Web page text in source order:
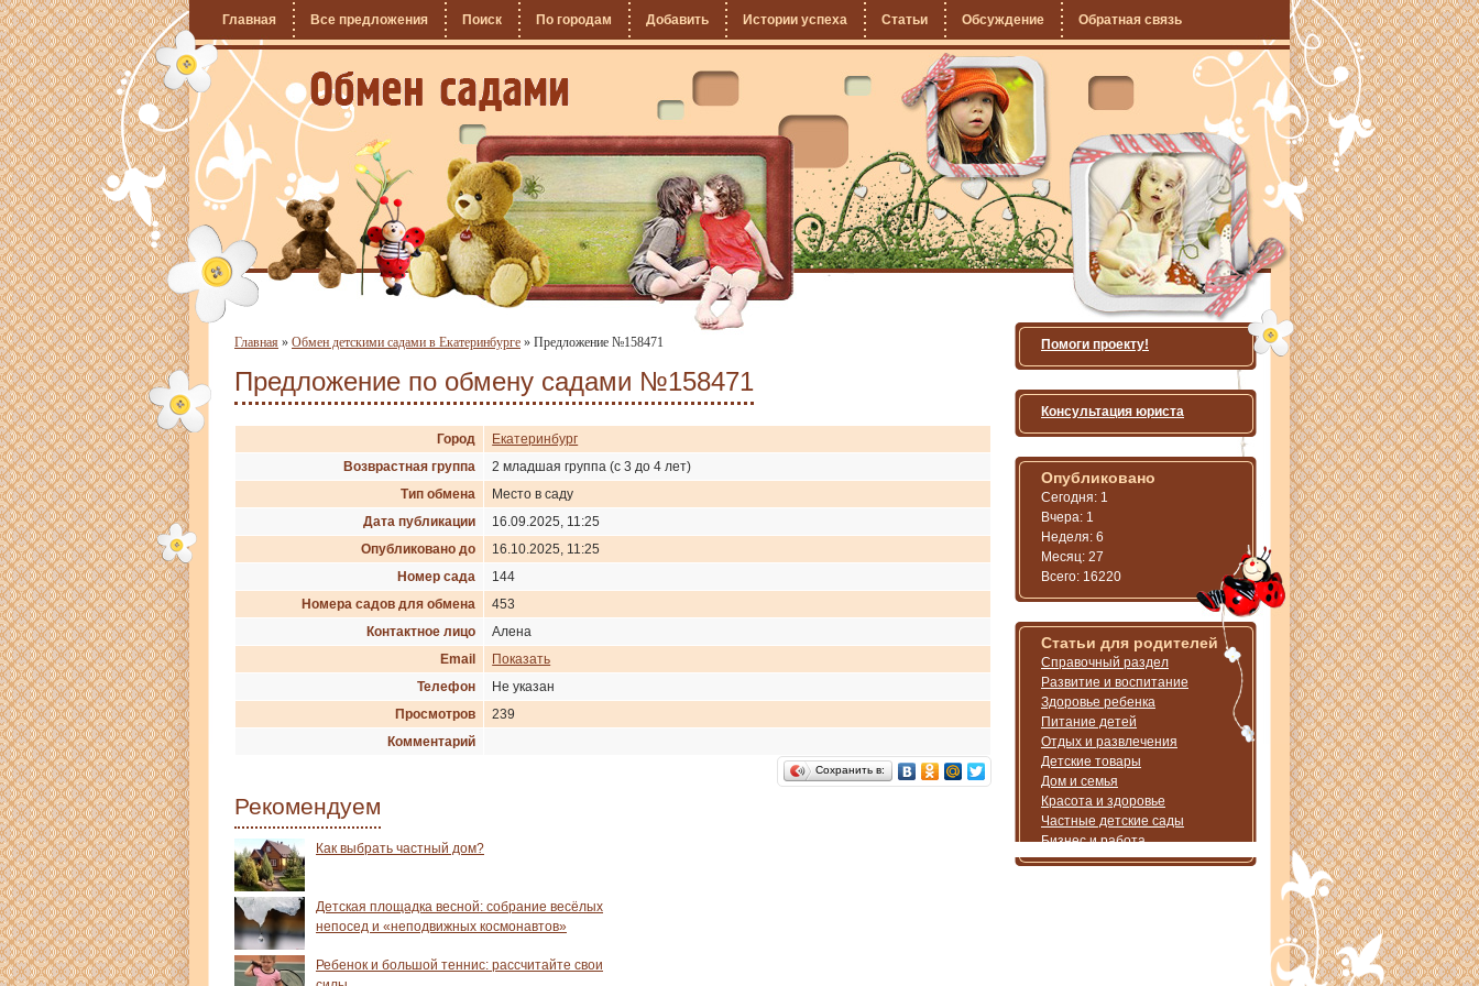
Главная Все предложения Поиск По городам Добавить Истории успеха Статьи Обсуждение Обратная связь
Главная » Обмен детскими садами в Екатеринбурге » Предложение №158471
Предложение по обмену садами №158471
Город
Екатеринбург
Возврастная группа
2 младшая группа (с 3 до 4 лет)
Тип обмена
Место в саду
Дата публикации
16.09.2025, 11:25
Опубликовано до
16.10.2025, 11:25
Номер сада
144
Номера садов для обмена
453
Контактное лицо
Алена
Email
Показать
Телефон
Не указан
Просмотров
239
Комментарий
Сохранить в:
Рекомендуем
Как выбрать частный дом?
Детская площадка весной: собрание весёлых
непосед и «неподвижных космонавтов»
Ребенок и большой теннис: рассчитайте свои
Помоги проекту!
Консультация юриста
Опубликовано
Сегодня: 1
Вчера: 1
Неделя: 6
Месяц: 27
Всего: 16220
Статьи для родителей
Справочный раздел
Развитие и воспитание
Здоровье ребенка
Питание детей
Отдых и развлечения
Детские товары
Дом и семья
Красота и здоровье
Частные детские сады
Бизнес и работа